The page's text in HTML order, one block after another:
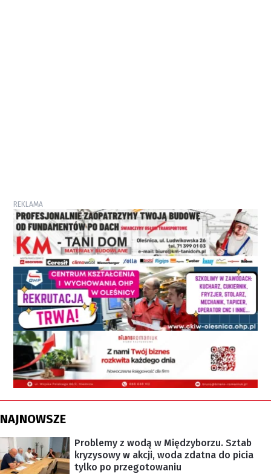
REKLAMA
NAJNOWSZE
Problemy z wodą w Międzyborzu. Sztab
kryzysowy w akcji, woda zdatna do picia
tylko po przegotowaniu